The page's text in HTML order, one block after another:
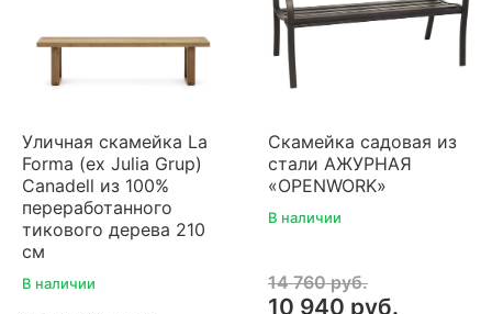
Уличная скамейка La
Forma (ex Julia Grup)
Canadell из 100%
переработанного
тикового дерева 210
см
В наличии
Скамейка садовая из
стали АЖУРНАЯ
«OPENWORK»
В наличии
14 760 руб.
10 940 руб.